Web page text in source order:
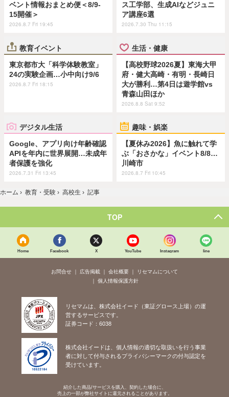
ベント情報おまとめ便＜8/9-
15開催＞
2026.8.7 Fri 19:45
ス工学部、生成AIなどジュニ
ア講座6選
2026.7.30 Thu 11:15
教育イベント
東京都市大「科学体験教室」
24の実験企画…小中向け9/6
2026.8.7 Fri 18:15
生活・健康
【高校野球2026夏】東海大甲
府・健大高崎・有明・長崎日
大が勝利…第4日は遊学館vs
青森山田ほか
2026.8.8 Sat 9:52
デジタル生活
Google、アプリ向け年齢確認
APIを年内に世界展開…未成年
者保護を強化
2026.7.31 Fri 13:45
趣味・娯楽
【夏休み2026】魚に触れて学
ぶ「おさかな」イベント8/8…
川崎市
2026.8.7 Fri 10:45
ホーム › 教育・受験 › 高校生 › 記事
TOP
Home Facebook X YouTube Instagram line
お問合せ 広告掲載 会社概要
リセマムについて
個人情報保護方針
リセマムは、株式会社イード（東証グロース上場）の運
営するサービスです。
証券コード：6038
株式会社イードは、個人情報の適切な取扱いを行う事業
者に対して付与されるプライバシーマークの付与認定を
受けています。
紹介した商品/サービスを購入、契約した場合に、
売上の一部が弊社サイトに還元されることがあります。